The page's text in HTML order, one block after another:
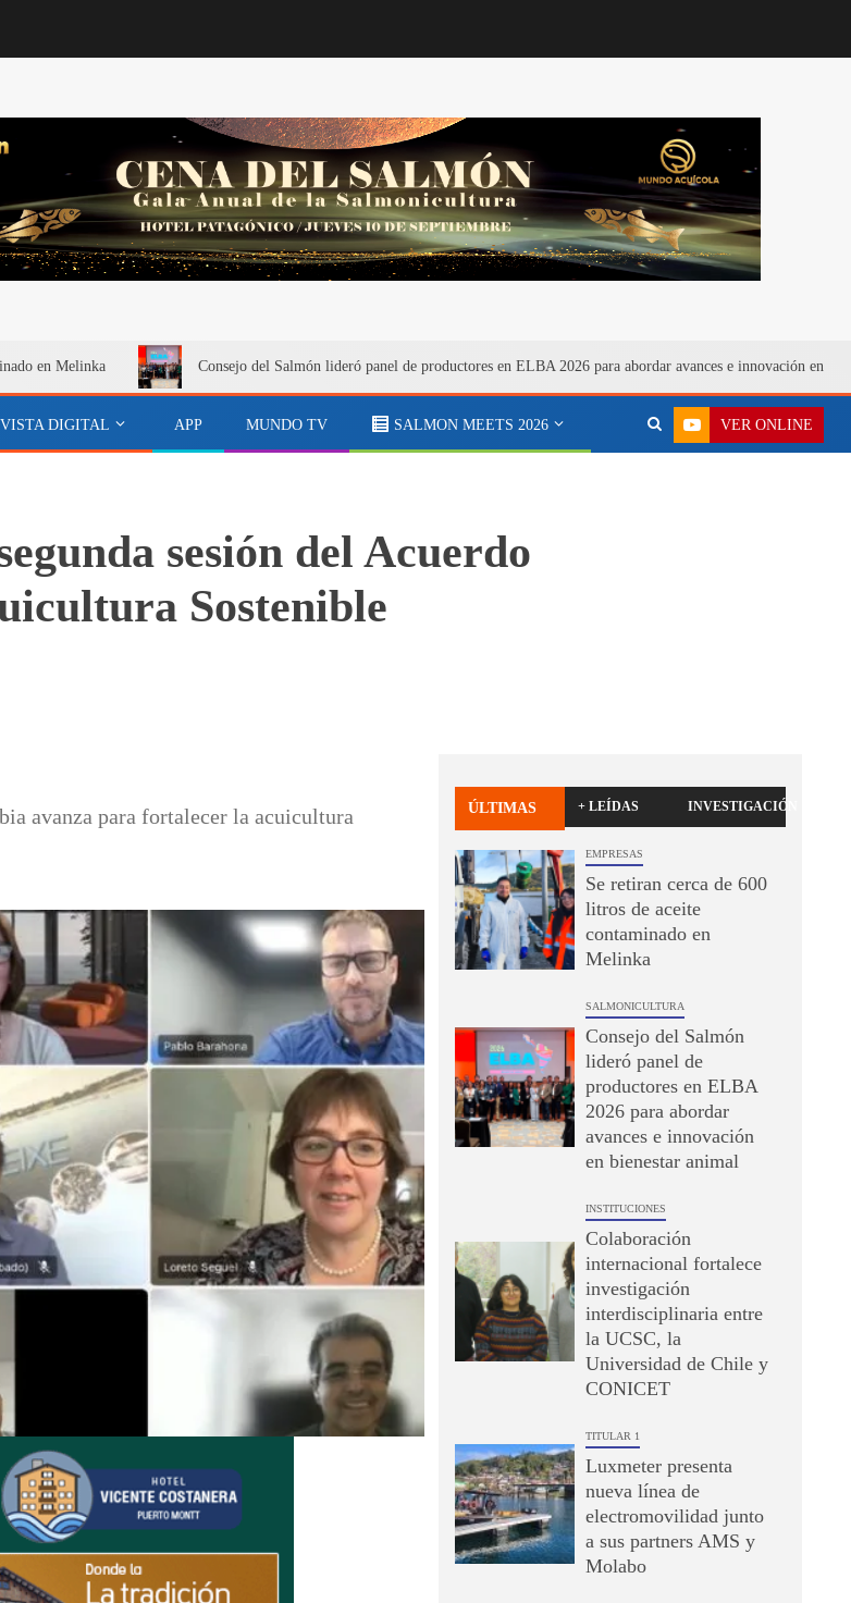
en Melinka Consejo del Salmón lideró panel de productores en ELBA 2026 para abordar avances e innovación en
DIGITAL APP MUNDO TV SALMON MEETS 2026 VER ONLINE
sesión del Acuerdo
Sostenible
avanza para fortalecer la acuicultura
ÚLTIMAS + LEÍDAS INVESTIGACIÓN
EMPRESAS
Se retiran cerca de 600
litros de aceite
contaminado en
Melinka
SALMONICULTURA
Consejo del Salmón
lideró panel de
productores en ELBA
2026 para abordar
avances e innovación
en bienestar animal
INSTITUCIONES
Colaboración
internacional fortalece
investigación
interdisciplinaria entre
la UCSC, la
Universidad de Chile y
CONICET
TITULAR 1
Luxmeter presenta
nueva línea de
electromovilidad junto
a sus partners AMS y
Molabo